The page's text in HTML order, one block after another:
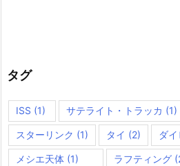
タグ
ISS (1) サテライト・トラッカ (1)
スターリンク (1) タイ (2) ダ
メシエ天体 (1) ラフティング